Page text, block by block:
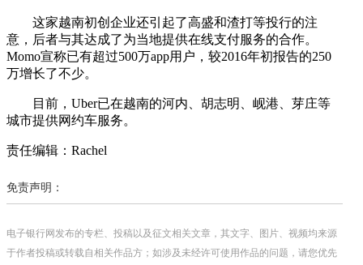
这家越南初创企业还引起了高盛和渣打等投行的注
意，后者与其达成了为当地提供在线支付服务的合作。
Momo宣称已有超过500万app用户，较2016年初报告的250
万增长了不少。
目前，Uber已在越南的河内、胡志明、岘港、芽庄等
城市提供网约车服务。
责任编辑：Rachel
免责声明：
电子银行网发布的专栏、投稿以及征文相关文章，其文字、图片、视频均来源
于作者投稿或转载自相关作品方；如涉及未经许可使用作品的问题，请您优先